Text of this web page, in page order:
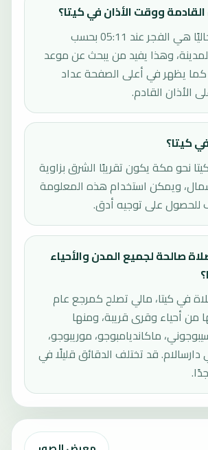
ووقت الأذان في كيتا؟
الصلاة القادمة حاليًا هي الفجر عند 05:11 بحسب
وهذا يفيد من يبحث عن موعد
كما يظهر في أعلى الصفحة عداد
الأذان القادم.
كيتا؟
نحو مكة يكون تقريبًا الشرق بزاوية
ويمكن استخدام هذه المعلومة
للحصول على توجيه أدق.
صالحة لجميع المدن والأحياء
في كيتا، مالي تصلح كمرجع عام
من أحياء وقرى قريبة، ومنها
ماكانديامبوجو، موريبوجو،
دارسالام. قد تختلف الدقائق قليلًا في